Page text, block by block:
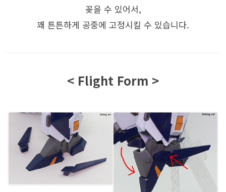
꽂을 수 있어서,
꽤 튼튼하게 공중에 고정시킬 수 있습니다.
< Flight Form >